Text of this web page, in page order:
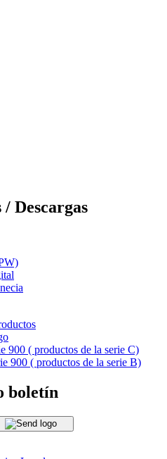
Descargas
900 ( productos de la serie C)
900 ( productos de la serie B)
boletín